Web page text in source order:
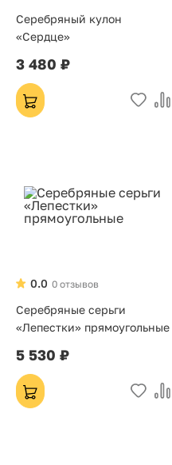
Серебряный кулон
«Сердце»
3 480 ₽
0 отзывов
0.0
Серебряные серьги
«Лепестки» прямоугольные
5 530 ₽